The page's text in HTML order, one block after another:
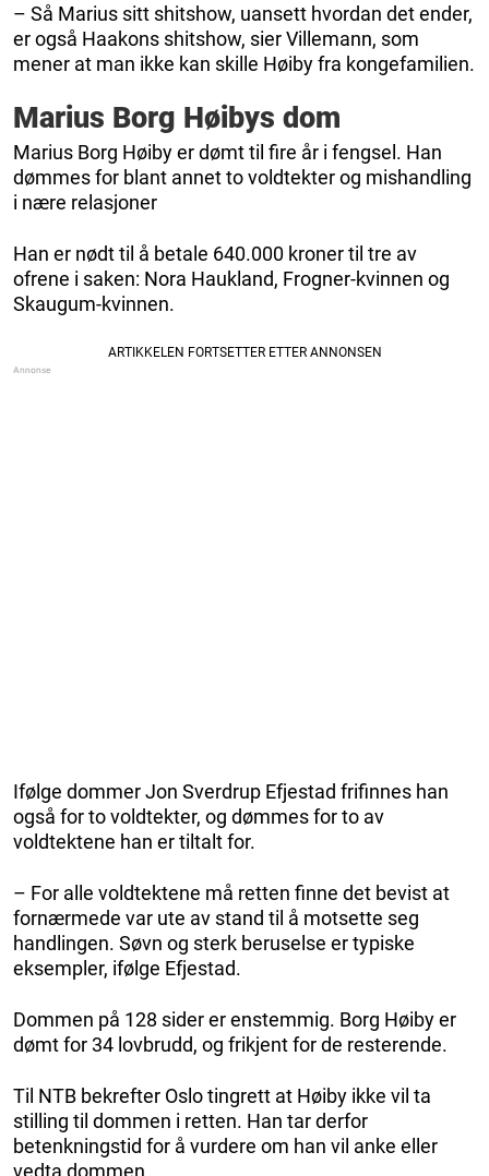
– Så Marius sitt shitshow, uansett hvordan det ender,
er også Haakons shitshow, sier Villemann, som
mener at man ikke kan skille Høiby fra kongefamilien.
Marius Borg Høibys dom
Marius Borg Høiby er dømt til fire år i fengsel. Han
dømmes for blant annet to voldtekter og mishandling
i nære relasjoner
Han er nødt til å betale 640.000 kroner til tre av
ofrene i saken: Nora Haukland, Frogner-kvinnen og
Skaugum-kvinnen.
Ifølge dommer Jon Sverdrup Efjestad frifinnes han
også for to voldtekter, og dømmes for to av
voldtektene han er tiltalt for.
– For alle voldtektene må retten finne det bevist at
fornærmede var ute av stand til å motsette seg
handlingen. Søvn og sterk beruselse er typiske
eksempler, ifølge Efjestad.
Dommen på 128 sider er enstemmig. Borg Høiby er
dømt for 34 lovbrudd, og frikjent for de resterende.
Til NTB bekrefter Oslo tingrett at Høiby ikke vil ta
stilling til dommen i retten. Han tar derfor
betenkningstid for å vurdere om han vil anke eller
vedta dommen.